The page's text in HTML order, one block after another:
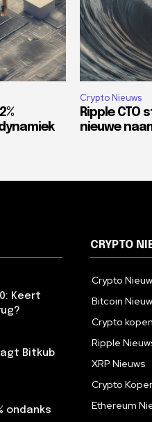
Crypto Nieuws
Ripple CTO
nieuwe
Keert
Bitkub
ondanks
CRYPTO
Crypto
Bitcoin
Crypto
Ripple
XRP Nieuws
Crypto
Ethereum